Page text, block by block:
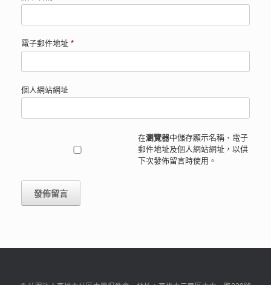
電子郵件地址 *
個人網站網址
在瀏覽器中儲存顯示名稱、電子
郵件地址及個人網站網址，以供
下次發佈留言時使用。